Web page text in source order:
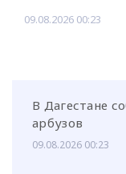
09.08.2026 00:23
В Дагестане
арбузов
09.08.2026 00:23